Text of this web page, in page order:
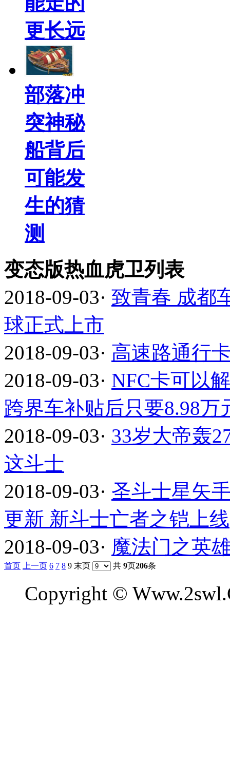
更长远
部落冲
突神秘
船背后
可能发
生的猜
测
变态版热血虎卫列表
2018-09-03· 致青春 成都
球正式上市
2018-09-03· 高速路通行
2018-09-03· NFC卡可以
跨界车补贴后只要8.98万
2018-09-03· 33岁大帝轰
这斗士
2018-09-03· 圣斗士星矢
更新 新斗士亡者之铠上线
2018-09-03· 魔法门之英
首页 上一页 6 7 8 9 末页 共 9页206条
Copyright ©